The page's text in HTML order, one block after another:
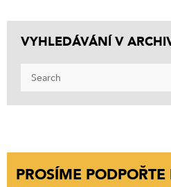
VYHLEDÁVÁNÍ V
PROSÍME PODPOŘTE